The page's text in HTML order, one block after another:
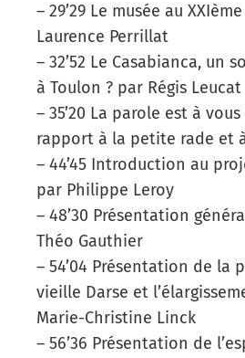
– 29’29 Le musée au
Laurence Perrillat
– 32’52 Le Casabianca, un
à Toulon ? par Régis Leucat
– 35’20 La parole est à
rapport à la petite rade et
– 44’45 Introduction au
par Philippe Leroy
– 48’30 Présentation
Théo Gauthier
– 54’04 Présentation de la
vieille Darse et
Marie-Christine Linck
– 56’36 Présentation de